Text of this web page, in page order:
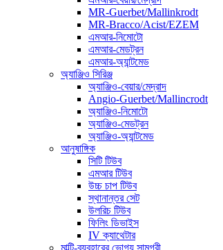
MR-Guerbet/Mallinkrodt
MR-Bracco/Acist/EZEM
এমআর-নিমোটো
এমআর-মেডট্রন
এমআর-অ্যান্টমেড
অ্যাঞ্জিও সিরিঞ্জ
অ্যাঞ্জিও-বেয়ার/মেদ্রাদ
Angio-Guerbet/Mallincrodt
অ্যাঞ্জিও-নিমোটো
অ্যাঞ্জিও-মেডট্রন
অ্যাঞ্জিও-অ্যান্টমেড
আনুষাঙ্গিক
সিটি টিউব
এমআর টিউব
উচ্চ চাপ টিউব
স্থানান্তর সেট
উলরিচ টিউব
ফিলিং ডিভাইস
IV ক্যাথেটার
মাল্টি-ব্যবহারের ভোগ্য সামগ্রী